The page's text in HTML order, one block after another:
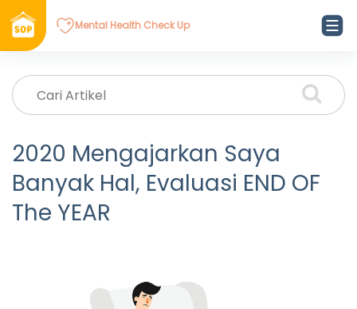
Mental Health Check Up
2020 Mengajarkan Saya
Banyak Hal, Evaluasi END OF
The YEAR